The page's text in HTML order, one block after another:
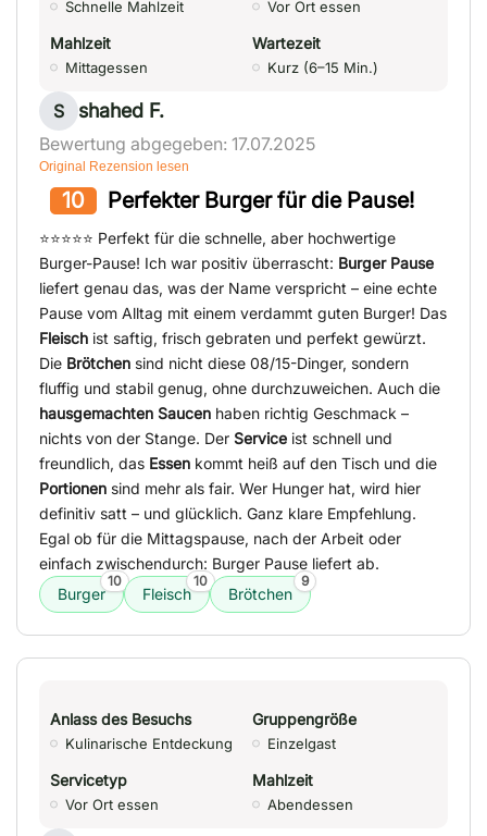
Schnelle Mahlzeit Vor Ort essen
Mahlzeit
Mittagessen
Wartezeit
Kurz (6–15 Min.)
S shahed F.
Bewertung abgegeben: 17.07.2025
Original Rezension lesen
10 Perfekter Burger für die Pause!
⭐⭐⭐⭐⭐ Perfekt für die schnelle, aber hochwertige
Burger-Pause! Ich war positiv überrascht: Burger Pause
liefert genau das, was der Name verspricht – eine echte
Pause vom Alltag mit einem verdammt guten Burger! Das
Fleisch ist saftig, frisch gebraten und perfekt gewürzt.
Die Brötchen sind nicht diese 08/15-Dinger, sondern
fluffig und stabil genug, ohne durchzuweichen. Auch die
hausgemachten Saucen haben richtig Geschmack –
nichts von der Stange. Der Service ist schnell und
freundlich, das Essen kommt heiß auf den Tisch und die
Portionen sind mehr als fair. Wer Hunger hat, wird hier
definitiv satt – und glücklich. Ganz klare Empfehlung.
Egal ob für die Mittagspause, nach der Arbeit oder
einfach zwischendurch: Burger Pause liefert ab.
Burger
10
Fleisch
10
Brötchen
9
Anlass des Besuchs
Kulinarische Entdeckung
Gruppengröße
Einzelgast
Servicetyp
Vor Ort essen
Mahlzeit
Abendessen